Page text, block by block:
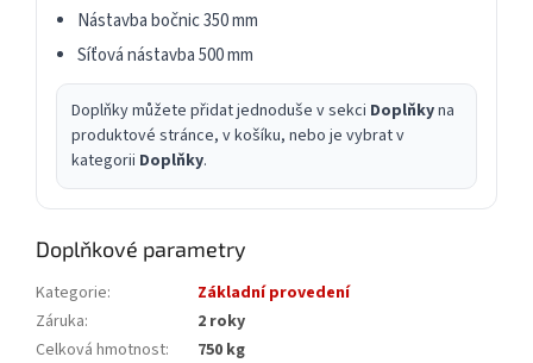
Nástavba bočnic 350 mm
Síťová nástavba 500 mm
Doplňky můžete přidat jednoduše v sekci Doplňkyna
produktové stránce, v košíku, nebo je vybrat v
kategorii Doplňky.
Doplňkové parametry
Kategorie:
Základní provedení
Záruka:
2 roky
Celková hmotnost:
750 kg